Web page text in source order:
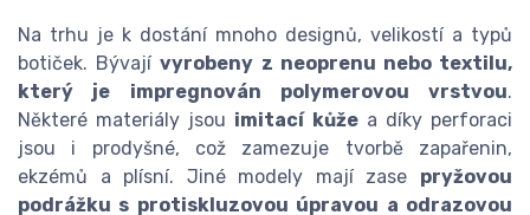
Na trhu je k dostání mnoho designů, velikostí a typů
botiček. Bývajívyrobeny z neoprenu nebo textilu,
který je impregnován polymerovou vrstvou.
Některé materiály jsou imitací kůžea díky perforaci
jsou i prodyšné, což zamezuje tvorbě zapařenin,
ekzémů a plísní. Jiné modely mají zase pryžovou
podrážku s protiskluzovou úpravou a odrazovou